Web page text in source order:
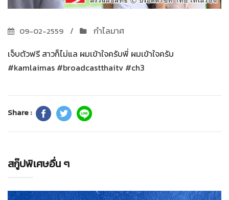
09-02-2559
กำไลมาศ
เจ็บตัวฟรี สาวก็ไม่แล ผมเข้าใจครับพี่ ผมเข้าใจครับ
#kamlaimas #broadcastthaitv #ch3
Share :
สกู๊ปพิเศษอื่น ๆ